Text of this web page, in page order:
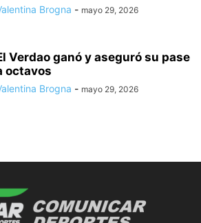
Brogna - mayo 29, 2026
Verdao ganó y aseguró su pase
octavos
Brogna - mayo 29, 2026